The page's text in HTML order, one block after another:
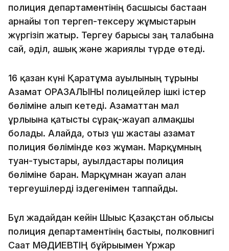
полиция департаментінің басшысы бастаған
арнайы топ тергеп-тексеру жұмыстарын
жүргізіп жатыр. Тергеу барысы заң талабына
сай, әділ, ашық және жариялы түрде өтеді.
16 қазан күні Қаратұма ауылының тұрғыны
Азамат ОРАЗАЛЫНЫ полицейлер ішкі істер
бөліміне алып кетеді. Азаматтан мал
ұрлығына қатысты сұрақ-жауап алмақшы
болады. Алайда, отыз үш жастағы азамат
полиция бөлімінде көз жұмған. Марқұмның
туған-туыстары, ауылдастары полиция
бөліміне барған. Марқұмнан жауап алған
тергеушілерді іздегенімен таппайды.
Бұл жағдайдан кейін Шығыс Қазақстан облысы
полиция департаментінің бастығы, полковнигі
Сағат МӘДИЕВТІҢ бұйрығымен Үржар